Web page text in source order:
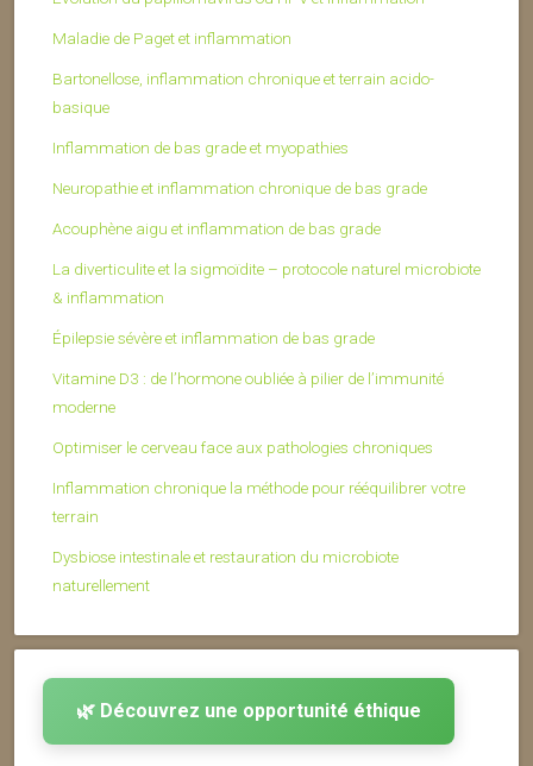
Maladie de Paget et inflammation
Bartonellose, inflammation chronique et terrain acido-
basique
Inflammation de bas grade et myopathies
Neuropathie et inflammation chronique de bas grade
Acouphène aigu et inflammation de bas grade
La diverticulite et la sigmoïdite – protocole naturel microbiote
& inflammation
Épilepsie sévère et inflammation de bas grade
Vitamine D3 : de l’hormone oubliée à pilier de l’immunité
moderne
Optimiser le cerveau face aux pathologies chroniques
Inflammation chronique la méthode pour rééquilibrer votre
terrain
Dysbiose intestinale et restauration du microbiote
naturellement
🌿 Découvrez une opportunité éthique